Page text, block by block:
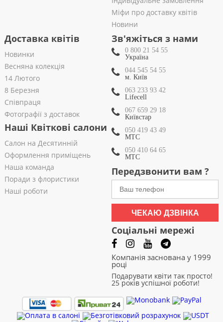
Міфи про доставку квітів
Новини
Доставка квітів
Новинки
Весняна колекція
14 Лютого
8 Березня
Співпраця
Фотографії з доставок
Наші Квіткові салони
Салон на Десятинній
Оформлення приміщень
Наша команда
Поради з флористики
Наші роботи
Зв'яжіться з нами
0 800 21 54 55
Україна
044 545 54 55
м. Київ
063 233 93 42
Lifecell
067 659 29 18
Київстар
050 419 43 49
МТС
050 410 64 65
МТС
Передзвонити вам ?
ЧЕКАЮ ДЗВІНКА
Соціальні мережі
Компанія заснована у 1999
році
Подарувати квіти так просто!
25 років успішної роботи!